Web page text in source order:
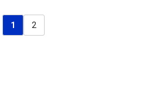
1 2